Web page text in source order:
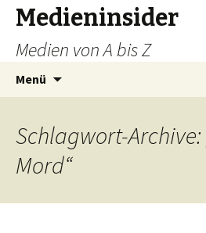
Medieninsider
Medien von A bis Z
Menü
Schlagwort-Archive:
Mord“